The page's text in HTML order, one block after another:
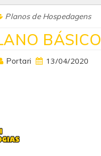
Planos de Hospedagens
BÁSICO
Portari 13/04/2020